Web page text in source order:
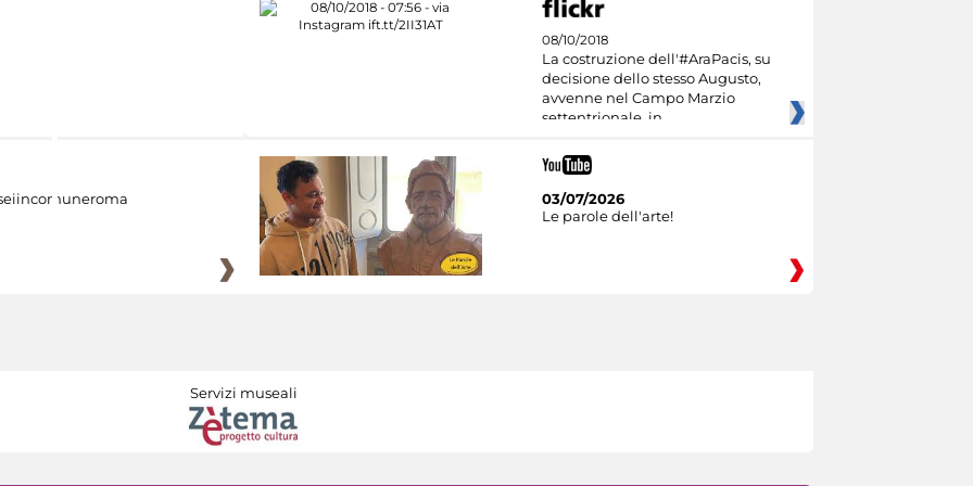
08/10/2018
La costruzione dell'#AraPacis, su
decisione dello stesso Augusto,
avvenne nel Campo Marzio
settentrionale, in
03/07/2026
Le parole dell'arte!
Servizi museali